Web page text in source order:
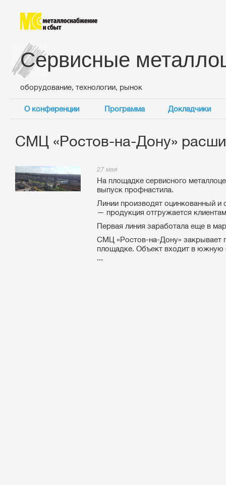
Сервисные
оборудование, технологии, рынок
О конференции Программа Докладчики
СМЦ «Ростов-на-Дону»
27 мая
На площадке сервисного
выпуск профнастила.
Линии производят оцинкованный
— продукция отгружается
Первая линия заработала еще в
СМЦ «Ростов-на-Дону» закрывает
площадке. Объект входит в
...